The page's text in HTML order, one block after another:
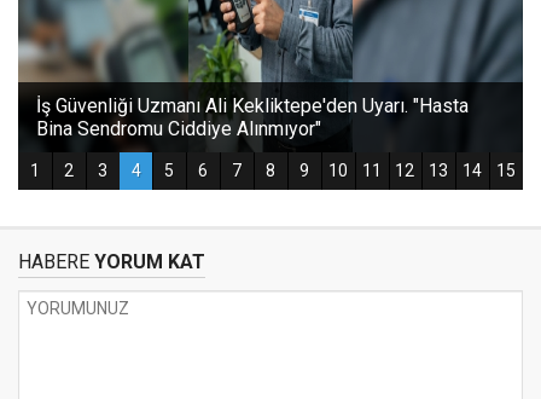
HABERE YORUM KAT